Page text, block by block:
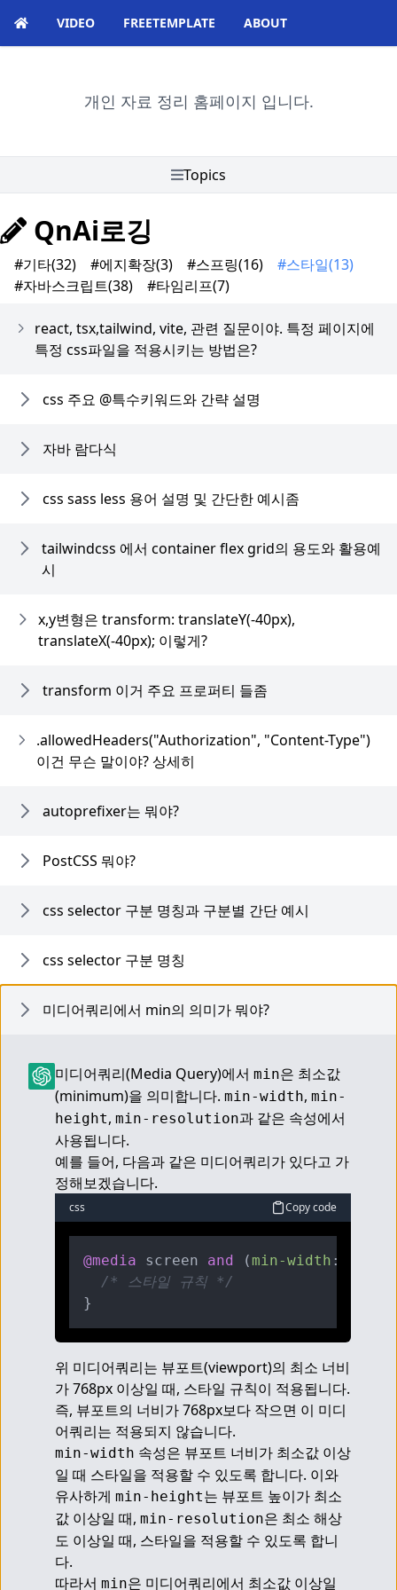
VIDEO FREETEMPLATE ABOUT
개인 자료 정리 홈페이지 입니다.
Topics
QnAi로깅
#기타(32) #에지확장(3) #스프링(16) #스타일(13)
#자바스크립트(38) #타임리프(7)
react, tsx,tailwind, vite, 관련 질문이야. 특정 페이지에
특정 css파일을 적용시키는 방법은?
css 주요 @특수키워드와 간략 설명
자바 람다식
css sass less 용어 설명 및 간단한 예시좀
tailwindcss 에서 container flex grid의 용도와 활용예
시
x,y변형은 transform: translateY(-40px),
translateX(-40px); 이렇게?
transform 이거 주요 프로퍼티 들좀
.allowedHeaders("Authorization", "Content-Type")
이건 무슨 말이야? 상세히
autoprefixer는 뭐야?
PostCSS 뭐야?
css selector 구분 명칭과 구분별 간단 예시
css selector 구분 명칭
미디어쿼리에서 min의 의미가 뭐야?
미디어쿼리(Media Query)에서 min은 최소값
(minimum)을 의미합니다. min-width, min-
height, min-resolution과 같은 속성에서
사용됩니다.
예를 들어, 다음과 같은 미디어쿼리가 있다고 가
정해보겠습니다.
css Copy code
@media screen and ( min-width :
/* 스타일 규칙 */
위 미디어쿼리는 뷰포트(viewport)의 최소 너비
가 768px 이상일 때, 스타일 규칙이 적용됩니다.
즉, 뷰포트의 너비가 768px보다 작으면 이 미디
어쿼리는 적용되지 않습니다.
min-width 속성은 뷰포트 너비가 최소값 이상
일 때 스타일을 적용할 수 있도록 합니다. 이와
유사하게 min-height는 뷰포트 높이가 최소
값 이상일 때, min-resolution은 최소 해상
도 이상일 때, 스타일을 적용할 수 있도록 합니
다.
따라서 min은 미디어쿼리에서 최소값 이상일